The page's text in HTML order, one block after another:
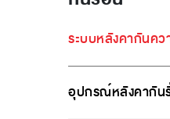
ระบบหลังคากันค
อุปกรณ์หลังคากัน